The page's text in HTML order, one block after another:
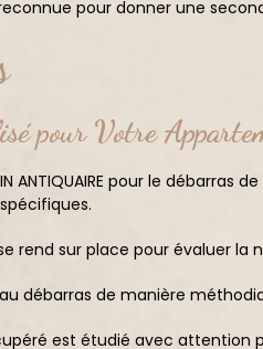
pour donner une
pour Votre
ANTIQUAIRE pour le
rend sur place pour évaluer
débarras de manière
est étudié avec attention